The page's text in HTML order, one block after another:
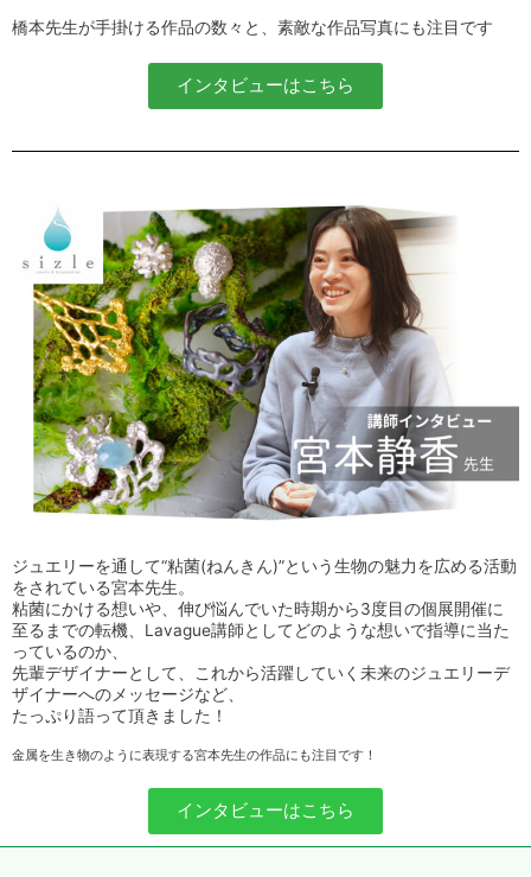
橋本先生が手掛ける作品の数々と、素敵な作品写真にも注目です
インタビューはこちら
ジュエリーを通して“粘菌(ねんきん)”という生物の魅力を広める活動
をされている宮本先生。
粘菌にかける想いや、伸び悩んでいた時期から3度目の個展開催に
至るまでの転機、Lavague講師としてどのような想いで指導に当た
っているのか、
先輩デザイナーとして、これから活躍していく未来のジュエリーデ
ザイナーへのメッセージなど、
たっぷり語って頂きました！
金属を生き物のように表現する宮本先生の作品にも注目です！
インタビューはこちら